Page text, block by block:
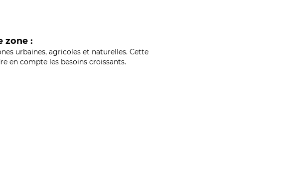
zone :
urbaines, agricoles et naturelles. Cette
en compte les besoins croissants.